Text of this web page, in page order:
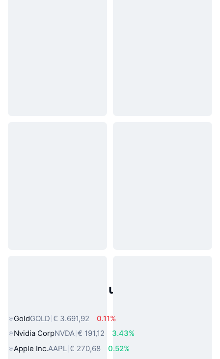
Populaire activa uit de echte
GoldGOLD € 3.691,92
0.11%
Nvidia CorpNVDA € 191,12
3.43%
Apple Inc.AAPL € 270,68 0.52%